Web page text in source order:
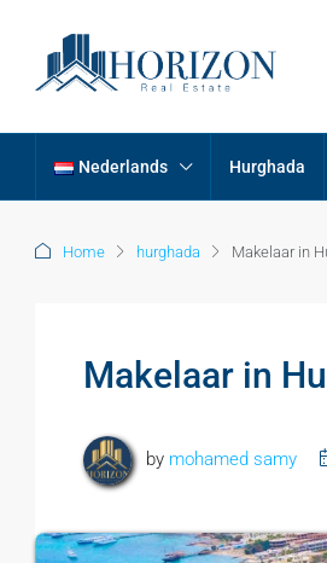
Nederlands Hurghada
Home hurghada Makelaar in
Makelaar in
by mohamed samy